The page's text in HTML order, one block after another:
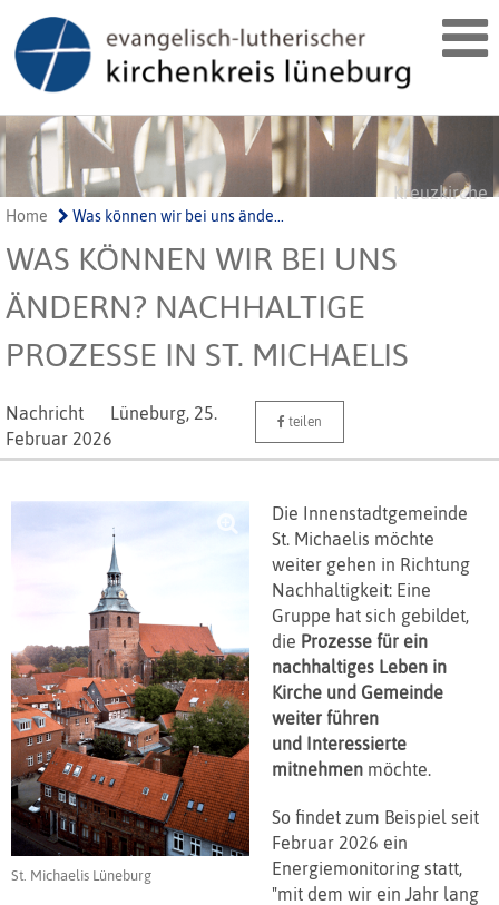
Kreuzkirche
Home Was können wir bei uns ände...
WAS KÖNNEN WIR BEI UNS
ÄNDERN? NACHHALTIGE
PROZESSE IN ST. MICHAELIS
Nachricht Lüneburg, 25.
Februar 2026
teilen
St. Michaelis Lüneburg
Die Innenstadtgemeinde
St. Michaelis möchte
weiter gehen in Richtung
Nachhaltigkeit: Eine
Gruppe hat sich gebildet,
die Prozesse für ein
nachhaltiges Leben in
Kirche und Gemeinde
weiter führen
und Interessierte
mitnehmen möchte.
So findet zum Beispiel seit
Februar 2026 ein
Energiemonitoring statt,
"mit dem wir ein Jahr lang